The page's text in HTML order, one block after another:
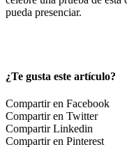
pueda presenciar.
¿Te gusta este artículo?
Compartir en Facebook
Compartir en Twitter
Compartir Linkedin
Compartir en Pinterest